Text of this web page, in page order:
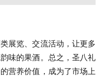
展览、交流活动，让更多
味的果酒。总之，圣八礼
营养价值，成为了市场上